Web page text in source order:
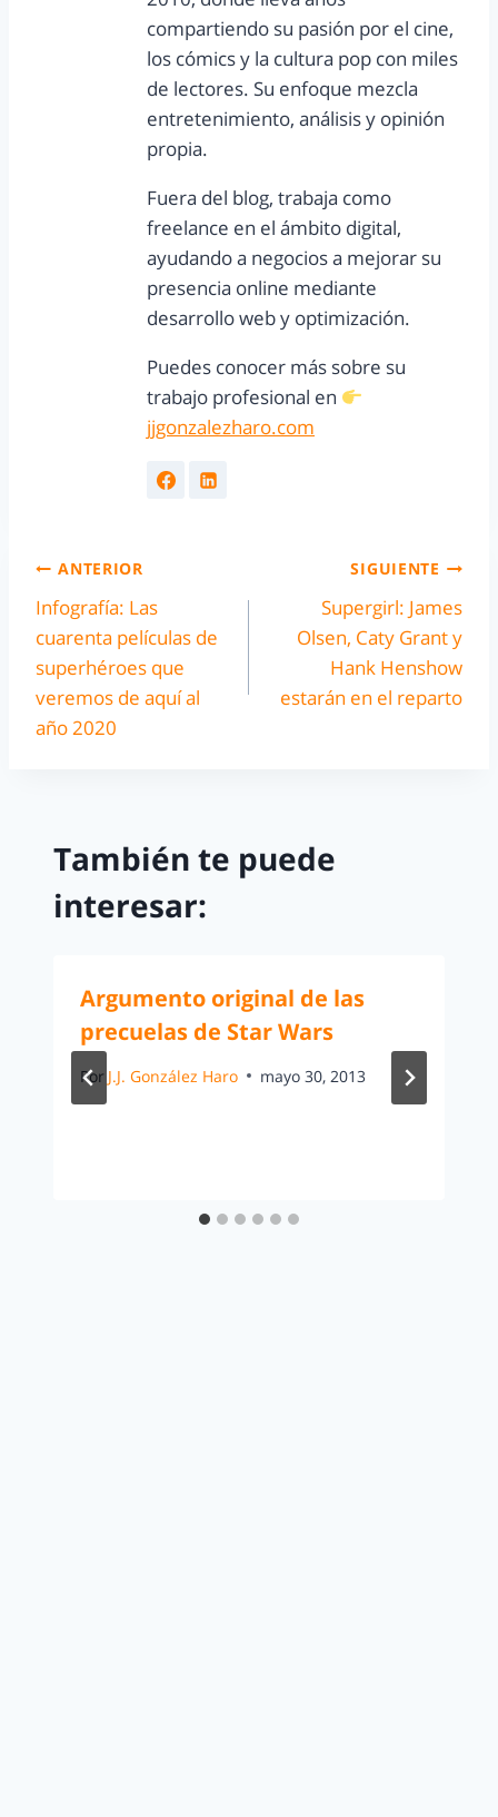
compartiendo su pasión por el cine,
los cómics y la cultura pop con miles
de lectores. Su enfoque mezcla
entretenimiento, análisis y opinión
propia.
Fuera del blog, trabaja como
freelance en el ámbito digital,
ayudando a negocios a mejorar su
presencia online mediante
desarrollo web y optimización.
Puedes conocer más sobre su
trabajo profesional en
jjgonzalezharo.com
ANTERIOR
Infografía: Las
cuarenta películas de
superhéroes que
veremos de aquí al
año 2020
SIGUIENTE
Supergirl: James
Olsen, Caty Grant y
Hank Henshow
estarán en el reparto
También te puede
interesar:
Argumento original de las
precuelas de Star Wars
Por J.J. González Haro mayo 30, 2013